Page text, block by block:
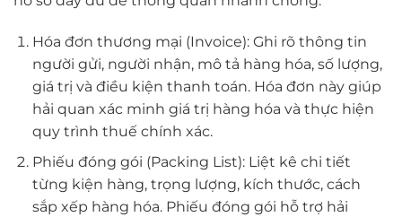
Hóa đơn thương mại (Invoice): Ghi rõ thông tin
người gửi, người nhận, mô tả hàng hóa, số lượng,
giá trị và điều kiện thanh toán. Hóa đơn này giúp
hải quan xác minh giá trị hàng hóa và thực hiện
quy trình thuế chính xác.
Phiếu đóng gói (Packing List): Liệt kê chi tiết
từng kiện hàng, trọng lượng, kích thước, cách
sắp xếp hàng hóa. Phiếu đóng gói hỗ trợ hải